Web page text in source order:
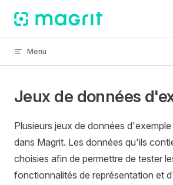
Skip to content
Menu
Jeux de données
Plusieurs jeux de données
dans Magrit. Les données qu'ils
choisies afin de permettre de tester
fonctionnalités de représentation et